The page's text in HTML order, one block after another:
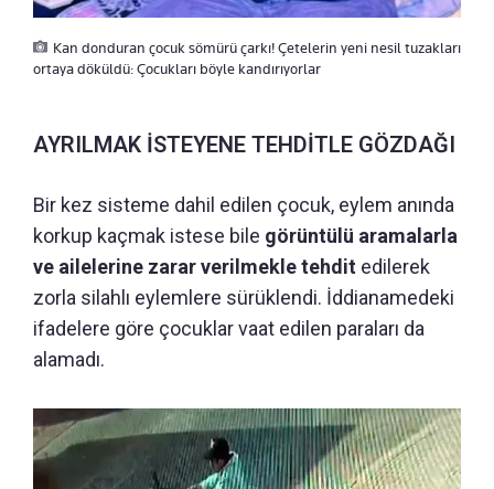
Kan donduran çocuk sömürü çarkı! Çetelerin yeni nesil tuzakları
ortaya döküldü: Çocukları böyle kandırıyorlar
AYRILMAK İSTEYENE TEHDİTLE GÖZDAĞI
Bir kez sisteme dahil edilen çocuk, eylem anında
korkup kaçmak istese bile görüntülü aramalarla
ve ailelerine zarar verilmekle tehdit edilerek
zorla silahlı eylemlere sürüklendi. İddianamedeki
ifadelere göre çocuklar vaat edilen paraları da
alamadı.